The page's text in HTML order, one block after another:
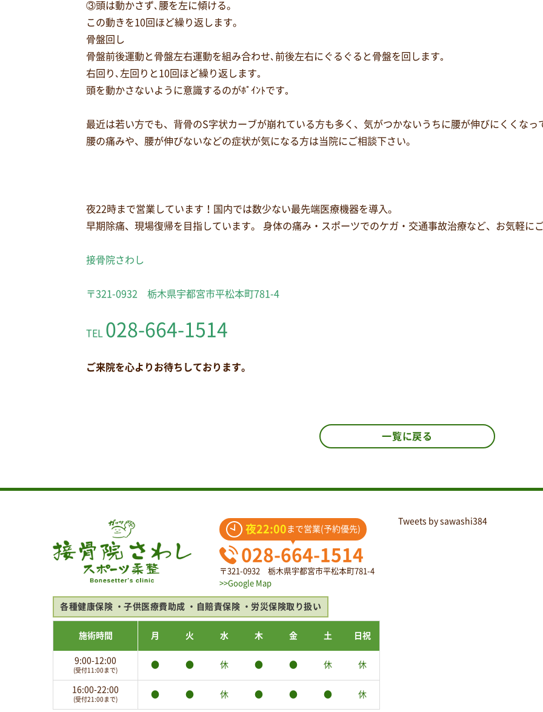
③頭は動かさず､腰を左に傾ける。
この動きを10回ほど繰り返します。
骨盤回し
骨盤前後運動と骨盤左右運動を組み合わせ､前後左右にぐるぐると骨盤を回します｡
右回り､左回りと10回ほど繰り返します｡
頭を動かさないように意識するのがﾎﾟｲﾝﾄです｡
最近は若い方でも、背骨のS字状カーブが崩れている方も多く、気がつかないうちに腰が伸びにくくなっ
腰の痛みや、腰が伸びないなどの症状が気になる方は当院にご相談下さい。
夜22時まで営業しています！国内では数少ない最先端医療機器を導入。
早期除痛、現場復帰を目指しています。 身体の痛み・スポーツでのケガ・交通事故治療など、お気軽に
接骨院さわし
〒321-0932 栃木県宇都宮市平松本町781-4
TEL 028-664-1514
ご来院を心よりお待ちしております。
一覧に戻る
夜22:00 まで営業(予約優先)
028-664-1514
〒321-0932 栃木県宇都宮市平松本町781-4
>>Google Map
各種健康保険 子供医療費助成 自賠責保険 労災保険取り扱い
施術時間 月 火 水 木 金 土 日祝
9:00-12:00
(受付11:00まで)
● ● 休 ● ● 休 休
16:00-22:00
(受付21:00まで)
● ● 休 ● ● ● 休
Tweets by sawashi384